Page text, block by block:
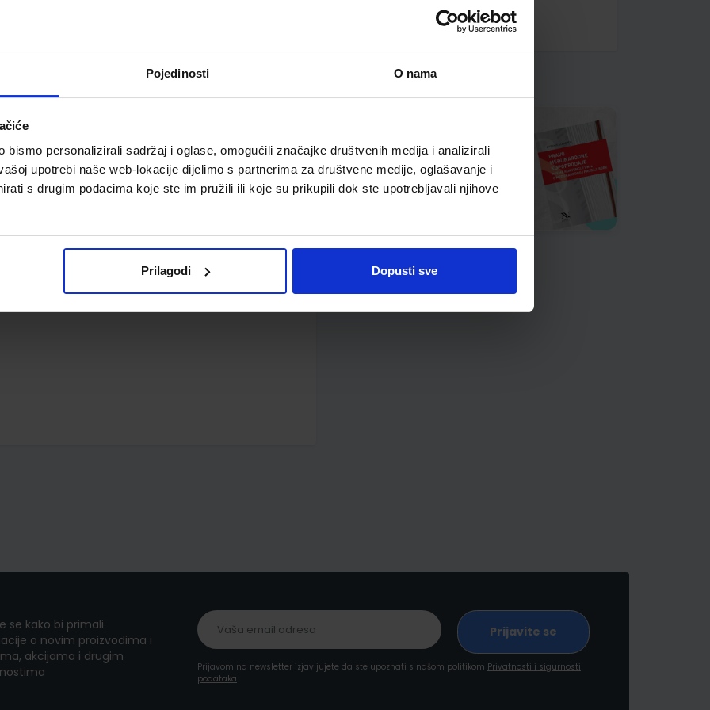
Pojedinosti O nama
bismo personalizirali sadržaj i oglase, omogućili značajke društvenih medija i analizirali
upotrebi naše web-lokacije dijelimo s partnerima za društvene medije, oglašavanje i
s drugim podacima koje ste im pružili ili koje su prikupili dok ste upotrebljavali njihove
Prilagodi Dopusti sve
škola s četverogodišnjim programom fizike
se kako bi primali
o novim proizvodima i
akcijama i drugim
Prijavom na newsletter izjavljujete da ste upoznati s našom politikom Privatnosti i sigurnosti
podataka